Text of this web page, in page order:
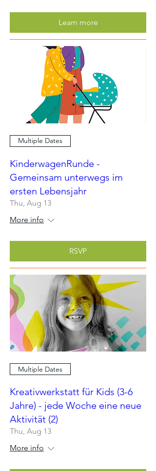
Learn more
Multiple Dates
KinderwagenRunde -
Gemeinsam unterwegs im
ersten Lebensjahr
Thu, Aug 13
More info
RSVP
Multiple Dates
Kreativwerkstatt für Kids (3-6
Jahre) - jede Woche eine neue
Aktivität (2)
Thu, Aug 13
More info